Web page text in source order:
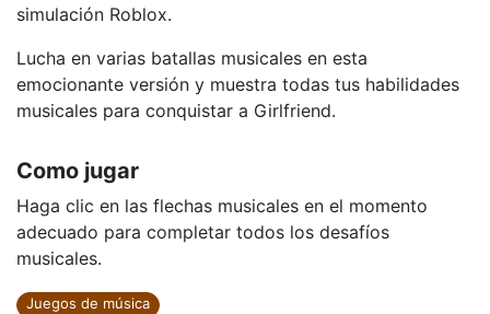
simulación Roblox.
Lucha en varias batallas musicales en esta
emocionante versión y muestra todas tus habilidades
musicales para conquistar a Girlfriend.
Como jugar
Haga clic en las flechas musicales en el momento
adecuado para completar todos los desafíos
musicales.
Juegos de música